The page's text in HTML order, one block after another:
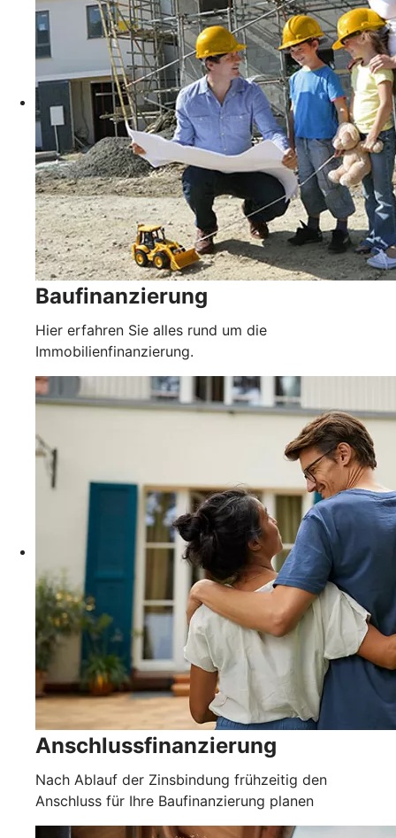
Baufinanzierung
Hier erfahren Sie alles rund um die
Immobilienfinanzierung.
Anschlussfinanzierung
Nach Ablauf der Zinsbindung frühzeitig den
Anschluss für Ihre Baufinanzierung planen